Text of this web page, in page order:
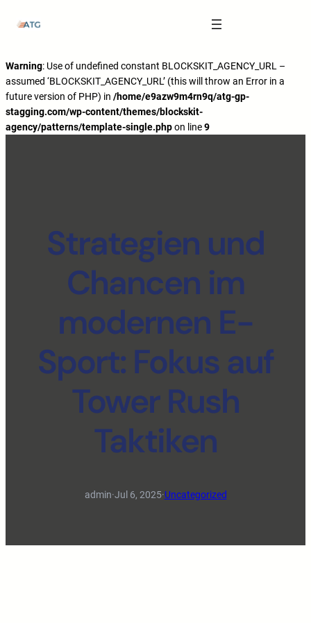
Carbohydrate Mouth Rinse -
https://pubmed.ncbi.nlm.nih.gov/
Journal ISSN -https://jissn.biomedcentral.com/
Best website for selling pharmaceuticals -https://
Exercise Physiology -https://en.wikipedia.org/wiki/Exercise_physiology
Warning: Use of undefined constant BLOCKSKIT_AGENCY_URL –
assumed ‘BLOCKSKIT_AGENCY_URL’ (this will throw an Error in a
future version of PHP) in /home/e9azw9m4rn9q/atg-gp-
stagging.com/wp-content/themes/blockskit-
agency/patterns/template-single.phpon line9
Strategien und
Chancen im
modernen E-
Sport: Fokus auf
Tower Rush
Taktiken
admin·Jul 6, 2025·Uncategorized